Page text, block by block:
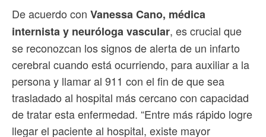
De acuerdo con Vanessa Cano, médica
internista y neuróloga vascular, es crucial que
se reconozcan los signos de alerta de un infarto
cerebral cuando está ocurriendo, para auxiliar a la
persona y llamar al 911 con el fin de que sea
trasladado al hospital más cercano con capacidad
de tratar esta enfermedad. “Entre más rápido logre
llegar el paciente al hospital, existe mayor